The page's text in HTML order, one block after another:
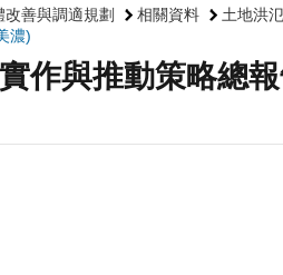
善與調適規劃 相關資料
土地洪氾
濃)
作與推動策略總